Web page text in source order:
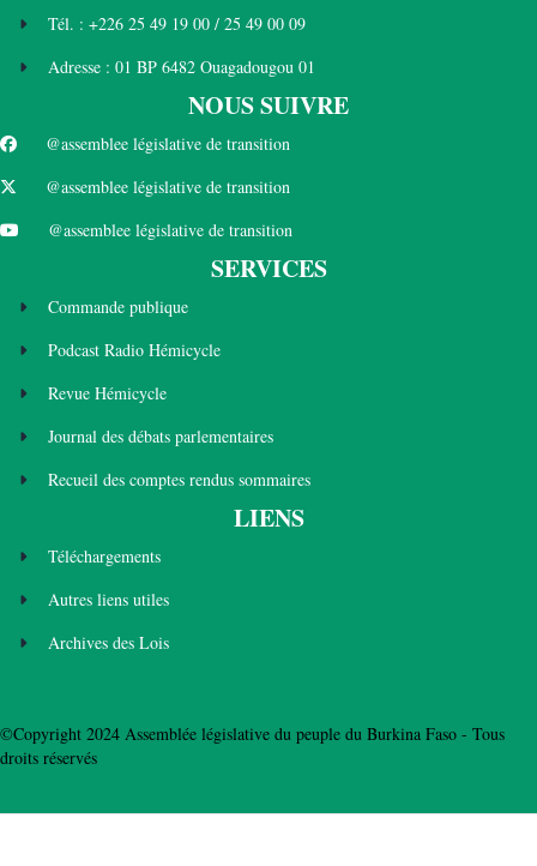
Tél. : +226 25 49 19 00 / 25 49 00 09
Adresse : 01 BP 6482 Ouagadougou 01
NOUS SUIVRE
@assemblee législative de transition
@assemblee législative de transition
@assemblee législative de transition
SERVICES
Commande publique
Podcast Radio Hémicycle
Revue Hémicycle
Journal des débats parlementaires
Recueil des comptes rendus sommaires
LIENS
Téléchargements
Autres liens utiles
Archives des Lois
©Copyright 2024 Assemblée législative du peuple du Burkina Faso - Tous
droits réservés